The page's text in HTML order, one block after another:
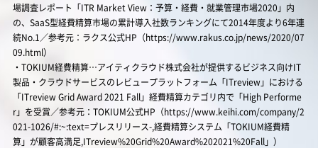
場調査レポート「ITR Market View：予算・経費・就業管理市場2020」内
の、SaaS型経費精算市場の累計導入社数ランキングにて2014年度より6年連
続No.1／参考元：ラクス公式HP（https://www.rakus.co.jp/news/2020/07
09.html）
・TOKIUM経費精算…アイティクラウド株式会社が提供するビジネス向けIT
製品・クラウドサービスのレビュープラットフォーム「ITreview」における
「ITreview Grid Award 2021 Fall」経費精算カテゴリ内で「High Performe
r」を受賞／参考元：TOKIUM公式HP（https://www.keihi.com/company/2
021-1026/#:~:text=プレスリリース-,経費精算システム「TOKIUM経費精
算」が顧客高満足,ITreview%20Grid%20Award%202021%20Fall」）